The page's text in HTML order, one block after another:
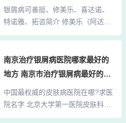
者的饮食应以清淡为主，多吃一些
新鲜的蔬菜、水果和豆类...
及时停用并改用其他治疗方法。使
用方法不当：卡泊三醇软膏的使用
需要遵循一定的方法和注意事项，
区域。药物过敏反应卡泊三醇作为
治疗银屑病的维生素D3衍生物，可
红、瘙痒、肿胀等。此类反应通常
短暂，但若症状严重（如大...
银屑病可善挺、修美乐、喜达诺、
特诺雅、拓咨简介 修美乐（阿达木
单抗）简介：修美乐是全球第一个
单克隆抗体，也是第一代用来治疗
银屑病的生物制剂。作用机制：通
而阻断其介导的炎症反应，达到治
疗银屑病的目的。特诺雅是强生公
司推出的IL-23靶向生物制剂，用于
南京治疗银屑病医院哪家最好的
地方 南京市治疗银屑病最好的医
院
中国最权威的皮肤病医院在哪?求医
院名字 北京大学第一医院皮肤科在
科技条件方面尤为突出，综合排名